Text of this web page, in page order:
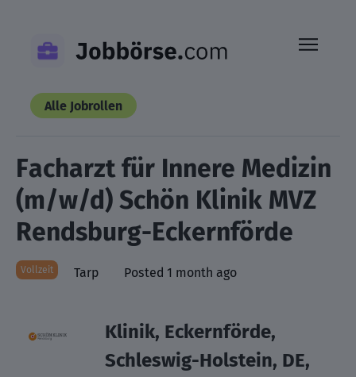
content
Alle Jobrollen
Facharzt für Innere Medizin
(m/w/d) Schön Klinik MVZ
Rendsburg-Eckernförde
Vollzeit Tarp Posted 1 month ago
Klinik, Eckernförde,
Schleswig-Holstein, DE,